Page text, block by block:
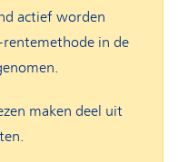
actief worden
in de
maken deel uit